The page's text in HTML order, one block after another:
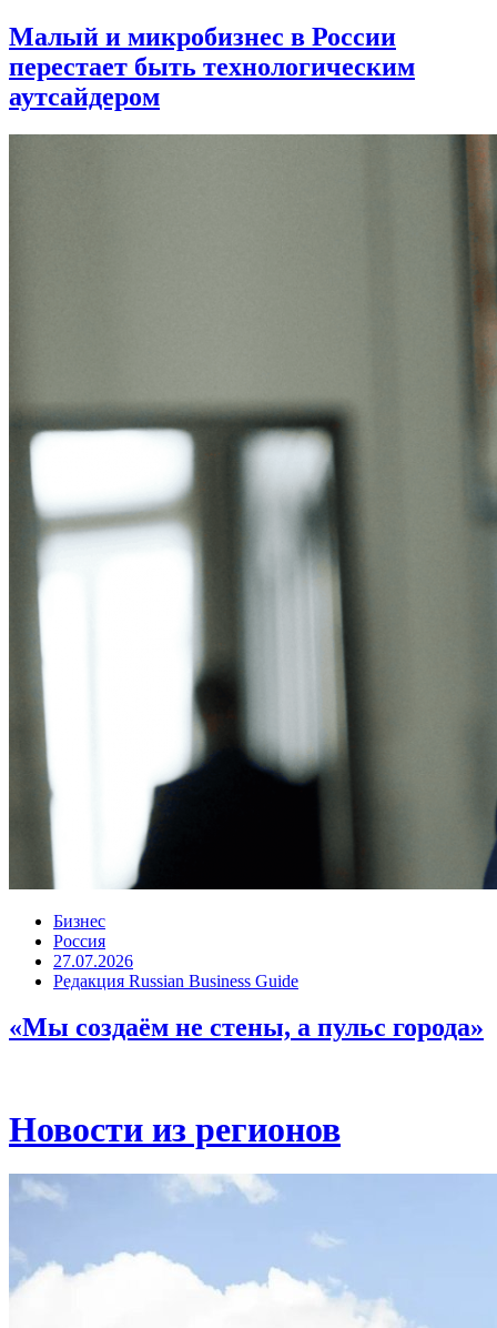
Малый и микробизнес в России
перестает быть технологическим
аутсайдером
Бизнес
Россия
27.07.2026
Редакция Russian Business Guide
«Мы создаём не стены, а пульс города»
Новости из регионов